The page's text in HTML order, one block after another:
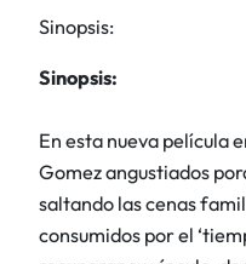
Sinopsis:
Sinopsis:
En esta nueva película
Gomez angustiados
saltando las cenas
consumidos por el